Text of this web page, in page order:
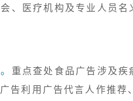
、医疗机构及专业人员
重点查处食品广告涉及
告利用广告代言人作推